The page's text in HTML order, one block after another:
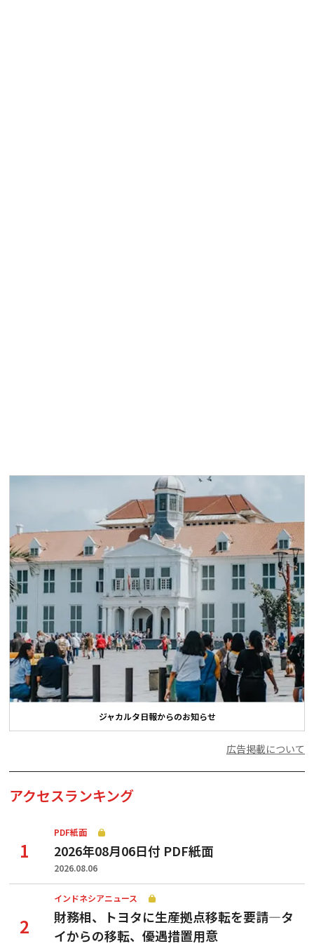
ジャカルタ日報からのお知らせ
広告掲載について
アクセスランキング
PDF紙面
2026年08月06日付 PDF紙面
2026.08.06
インドネシアニュース
財務相、トヨタに生産拠点移転を要請—タ
イからの移転、優遇措置用意